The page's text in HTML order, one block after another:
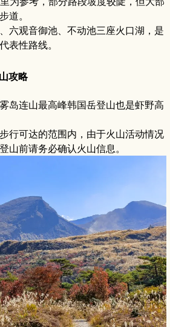
道。
六观音御池、不动池三座火口湖，是
表性路线。
攻略
岛连山最高峰韩国岳登山也是虾野高
行可达的范围内，由于火山活动情况
山前请务必确认火山信息。